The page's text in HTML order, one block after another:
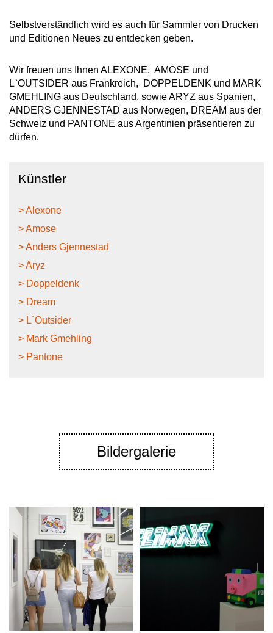
Selbstverständlich wird es auch für Sammler von Drucken
und Editionen Neues zu entdecken geben.
Wir freuen uns Ihnen ALEXONE, AMOSE und
L`OUTSIDER aus Frankreich, DOPPELDENK und MARK
GMEHLING aus Deutschland, sowie ARYZ aus Spanien,
ANDERS GJENNESTAD aus Norwegen, DREAM aus der
Schweiz und PANTONE aus Argentinien präsentieren zu
dürfen.
Künstler
> Alexone
> Amose
> Anders Gjennestad
> Aryz
> Doppeldenk
> Dream
> L´Outsider
> Mark Gmehling
> Pantone
Bildergalerie